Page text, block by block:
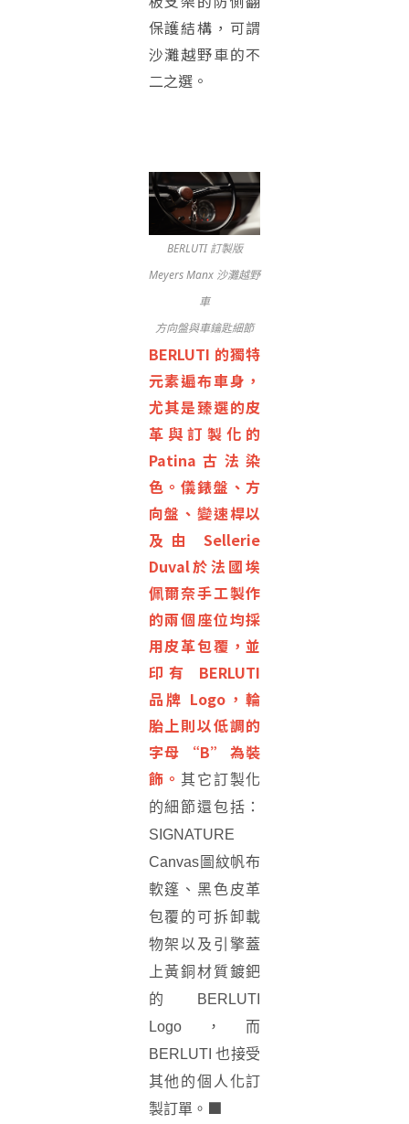
保護結構，可謂
沙灘越野車的不
二之選。
BERLUTI 訂製版
Meyers Manx 沙灘越野
車
方向盤與車鑰匙細節
BERLUTI 的獨特
元素遍布車身，
尤其是臻選的皮
革與訂製化的
Patina古法染
色。儀錶盤、方
向盤、變速桿以
及由 Sellerie
Duval於法國埃
佩爾奈手工製作
的兩個座位均採
用皮革包覆，並
印有 BERLUTI
品牌 Logo，輪
胎上則以低調的
字母 “B” 為裝
飾。其它訂製化
的細節還包括：
SIGNATURE
Canvas圖紋帆布
軟篷、黑色皮革
包覆的可拆卸載
物架以及引擎蓋
上黃銅材質鍍鈀
的 BERLUTI
Logo，而
BERLUTI 也接受
其他的個人化訂
製訂單。 ■